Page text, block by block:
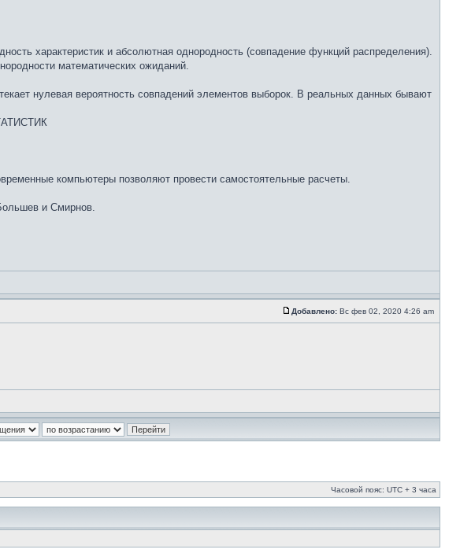
характеристик и абсолютная однородность (совпадение функций распределения).
математических ожиданий.
нулевая вероятность совпадений элементов выборок. В реальных данных бывают
компьютеры позволяют провести самостоятельные расчеты.
и Смирнов.
Добавлено: Вс фев 02, 2020 4:26 am
Часовой пояс: UTC + 3 часа